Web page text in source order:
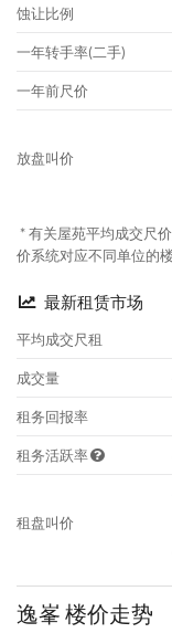
蚀让比例
一年转手率(二手)
一年前尺价
放盘叫价
* 有关屋苑平均成交尺
价系统对应不同单位的
最新租赁市场
平均成交尺租
成交量
租务回报率
租务活跃率
租盘叫价
逸峯 楼价走势